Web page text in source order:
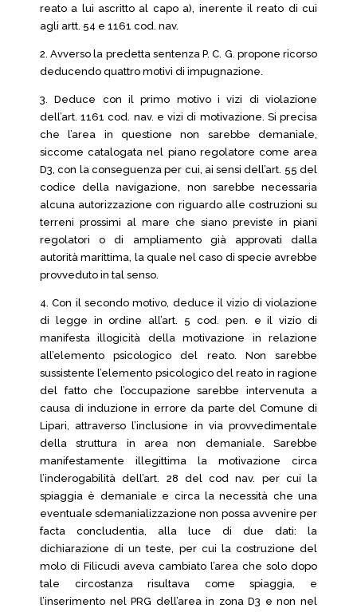
reato a lui ascritto al capo a), inerente il reato di cui
agli artt. 54 e 1161 cod. nav.
2. Avverso la predetta sentenza P. C. G. propone ricorso
deducendo quattro motivi di impugnazione.
3. Deduce con il primo motivo i vizi di violazione
dell’art. 1161 cod. nav. e vizi di motivazione. Si precisa
che l’area in questione non sarebbe demaniale,
siccome catalogata nel piano regolatore come area
D3, con la conseguenza per cui, ai sensi dell’art. 55 del
codice della navigazione, non sarebbe necessaria
alcuna autorizzazione con riguardo alle costruzioni su
terreni prossimi al mare che siano previste in piani
regolatori o di ampliamento già approvati dalla
autorità marittima, la quale nel caso di specie avrebbe
provveduto in tal senso.
4. Con il secondo motivo, deduce il vizio di violazione
di legge in ordine all’art. 5 cod. pen. e il vizio di
manifesta illogicità della motivazione in relazione
all’elemento psicologico del reato. Non sarebbe
sussistente l’elemento psicologico del reato in ragione
del fatto che l’occupazione sarebbe intervenuta a
causa di induzione in errore da parte del Comune di
Lipari, attraverso l’inclusione in via provvedimentale
della struttura in area non demaniale. Sarebbe
manifestamente illegittima la motivazione circa
l’inderogabilità dell’art. 28 del cod nav. per cui la
spiaggia è demaniale e circa la necessità che una
eventuale sdemanializzazione non possa avvenire per
facta concludentia, alla luce di due dati: la
dichiarazione di un teste, per cui la costruzione del
molo di Filicudi aveva cambiato l’area che solo dopo
tale circostanza risultava come spiaggia, e
l’inserimento nel PRG dell’area in zona D3 e non nel